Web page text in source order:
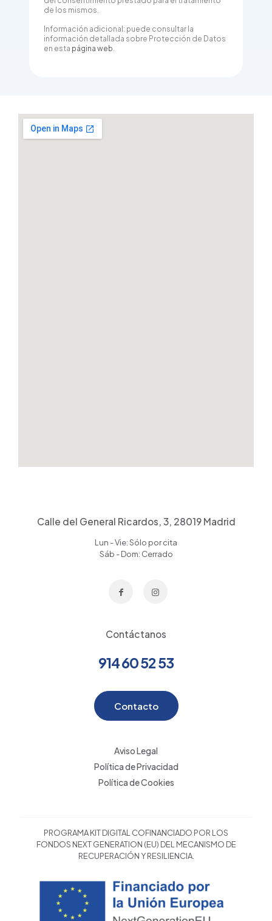
de los mismos.
Información adicional: puede consultar la
información detallada sobre Protección de Datos
en esta página web.
Calle del General Ricardos, 3, 28019 Madrid
Lun - Vie: Sólo por cita
Sáb - Dom: Cerrado
Contáctanos
914 60 52 53
Contacto
Aviso Legal
Política de Privacidad
Política de Cookies
PROGRAMA KIT DIGITAL COFINANCIADO POR LOS
FONDOS NEXT GENERATION (EU) DEL MECANISMO DE
RECUPERACIÓN Y RESILIENCIA.